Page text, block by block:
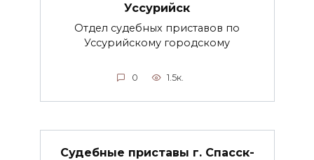
Уссурийск
Отдел судебных приставов по
Уссурийскому городскому
0 1.5к.
Судебные приставы г. Спасск-